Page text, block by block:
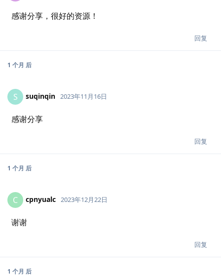
感谢分享，很好的资源！
回复
1 个月 后
S suqinqin 2023年11月16日
感谢分享
回复
1 个月 后
C cpnyualc 2023年12月22日
谢谢
回复
1 个月 后